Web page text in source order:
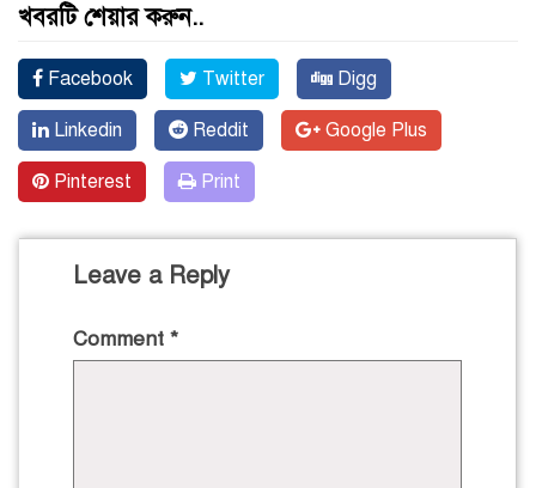
খবরটি শেয়ার করুন..
Facebook Twitter Digg
Linkedin Reddit Google Plus
Pinterest Print
Leave a Reply
Comment *